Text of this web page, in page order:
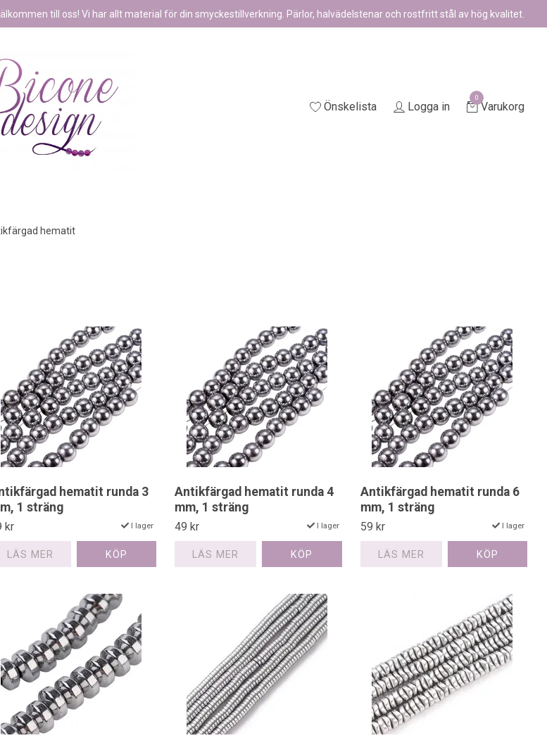
till oss! Vi har allt material för din smyckestillverkning. Pärlor, halvädelstenar och rostfritt stål av hög kvalitet.
Önskelista Logga in
0
Varukorg
hematit
hematit runda 3
1 sträng
kr I lager
LÄS MER
Antikfärgad hematit runda 4
mm, 1 sträng
49 kr I lager
LÄS MER
Antikfärgad hematit runda 6
mm, 1 sträng
59 kr I lager
LÄS MER